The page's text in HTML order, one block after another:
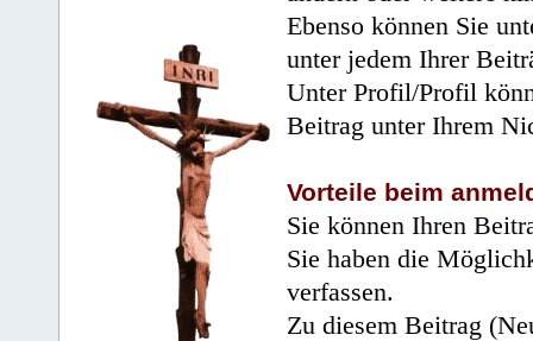
Ebenso können Sie
unter jedem Ihrer
Unter Profil/Profil
Beitrag unter Ihrem
Vorteile beim
Sie können Ihren
Sie haben die
verfassen.
Zu diesem Beitrag